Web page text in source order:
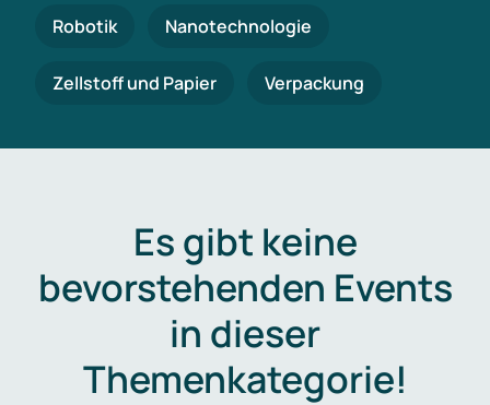
Robotik Nanotechnologie
Zellstoff und Papier Verpackung
Es gibt keine
bevorstehenden Events
in dieser
Themenkategorie!